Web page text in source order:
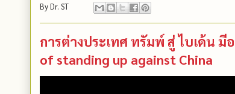
ByDr. ST
การต่างประเทศ ทรัมพ์ สู่ ไบเด้น มี
of standing up against China